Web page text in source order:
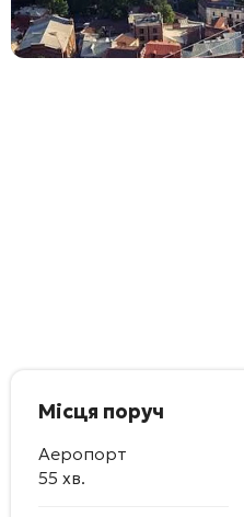
Місця поруч
Аеропорт
55 хв.